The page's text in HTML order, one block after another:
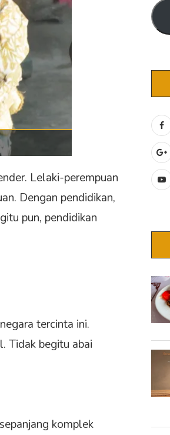
Lelaki-perempuan
Dengan pendidikan,
pun, pendidikan
tercinta ini.
Tidak begitu abai
komplek